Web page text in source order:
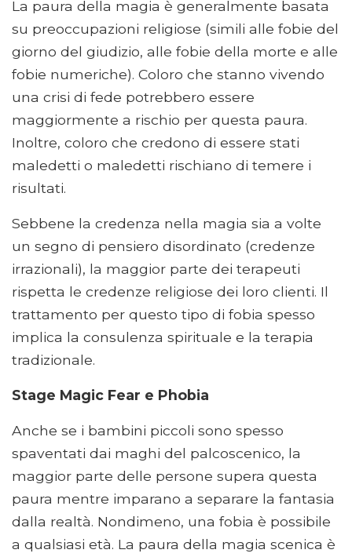
La paura della magia è generalmente basata
su preoccupazioni religiose (simili alle fobie del
giorno del giudizio, alle fobie della morte e alle
fobie numeriche). Coloro che stanno vivendo
una crisi di fede potrebbero essere
maggiormente a rischio per questa paura.
Inoltre, coloro che credono di essere stati
maledetti o maledetti rischiano di temere i
risultati.
Sebbene la credenza nella magia sia a volte
un segno di pensiero disordinato (credenze
irrazionali), la maggior parte dei terapeuti
rispetta le credenze religiose dei loro clienti. Il
trattamento per questo tipo di fobia spesso
implica la consulenza spirituale e la terapia
tradizionale.
Stage Magic Fear e Phobia
Anche se i bambini piccoli sono spesso
spaventati dai maghi del palcoscenico, la
maggior parte delle persone supera questa
paura mentre imparano a separare la fantasia
dalla realtà. Nondimeno, una fobia è possibile
a qualsiasi età. La paura della magia scenica è